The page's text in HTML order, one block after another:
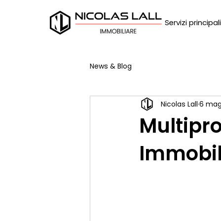
Servizi principali
News & Blog
Nicolas Lall 6